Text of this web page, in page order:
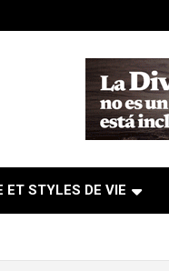
ET STYLES DE VIE